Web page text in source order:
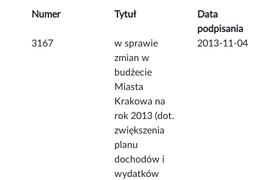
Numer Tytuł
Data
podpisania
3167
w sprawie
zmian w
budżecie
Miasta
Krakowa na
rok 2013 (dot.
zwiększenia
planu
dochodów i
wydatków
2013-11-04